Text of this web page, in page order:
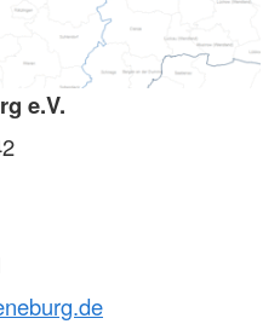
e.V.